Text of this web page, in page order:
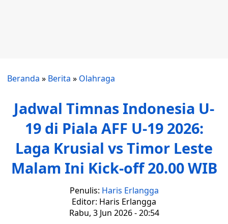
Beranda » Berita » Olahraga
Jadwal Timnas Indonesia U-
19 di Piala AFF U-19 2026:
Laga Krusial vs Timor Leste
Malam Ini Kick-off 20.00 WIB
Penulis: Haris Erlangga
Editor: Haris Erlangga
Rabu, 3 Jun 2026 - 20:54